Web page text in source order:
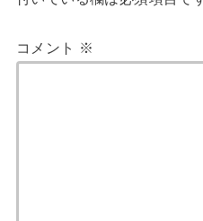
コメント ※